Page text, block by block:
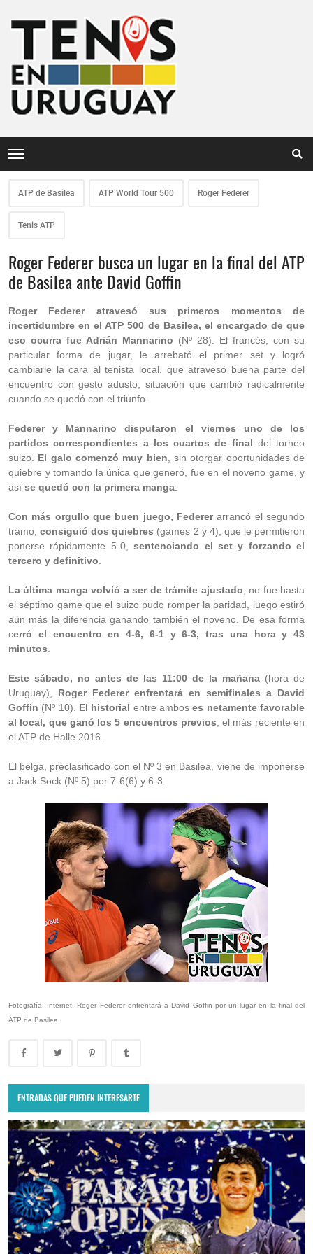
ATP de Basilea ATP World Tour 500 Roger Federer
Tenis ATP
Roger Federer busca un lugar en la final del ATP
de Basilea ante David Goffin
Roger Federer atravesó sus primeros momentos de
incertidumbre en el ATP 500 de Basilea, el encargado de que
eso ocurra fue Adrián Mannarino (Nº 28). El francés, con su
particular forma de jugar, le arrebató el primer set y logró
cambiarle la cara al tenista local, que atravesó buena parte del
encuentro con gesto adusto, situación que cambió radicalmente
cuando se quedó con el triunfo.
Federer y Mannarino disputaron el viernes uno de los
partidos correspondientes a los cuartos de final del torneo
suizo. El galo comenzó muy bien , sin otorgar oportunidades de
quiebre y tomando la única que generó, fue en el noveno game, y
así se quedó con la primera manga
Con más orgullo que buen juego, Federerarrancó el segundo
tramo,consiguió dos quiebres (games 2 y 4), que le permitieron
ponerse rápidamente 5-0,sentenciando el set y forzando el
tercero y definitivo
La última manga volvió a ser de trámite ajustado , no fue hasta
el séptimo game que el suizo pudo romper la paridad, luego estiró
aún más la diferencia ganando también el noveno. De esa forma
cerró el encuentro en 4-6, 6-1 y 6-3, tras una hora y 43
minutos
Este sábado, no antes de las 11:00 de la mañana (hora de
Uruguay), Roger Federer enfrentará en semifinales a David
Goffin (Nº 10). El historial entre amboses netamente favorable
al local, que ganó los 5 encuentros previos , el más reciente en
el ATP de Halle 2016.
El belga, preclasificado con el Nº 3 en Basilea, viene de imponerse
a Jack Sock (Nº 5) por 7-6(6) y 6-3.
Fotografía: Internet. Roger Federer enfrentará a David Goffin por un lugar en la final del
ATP de Basilea.
ENTRADAS QUE PUEDEN INTERESARTE